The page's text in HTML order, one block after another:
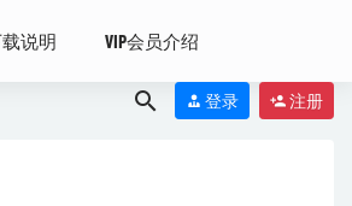
说明 VIP会员介绍
登录 注册